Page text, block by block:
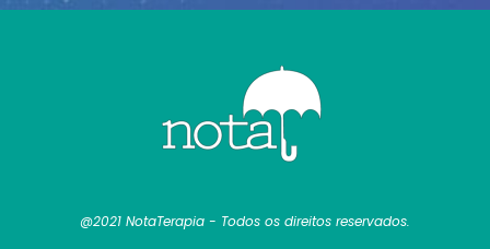
@2021 NotaTerapia - Todos os direitos reservados.